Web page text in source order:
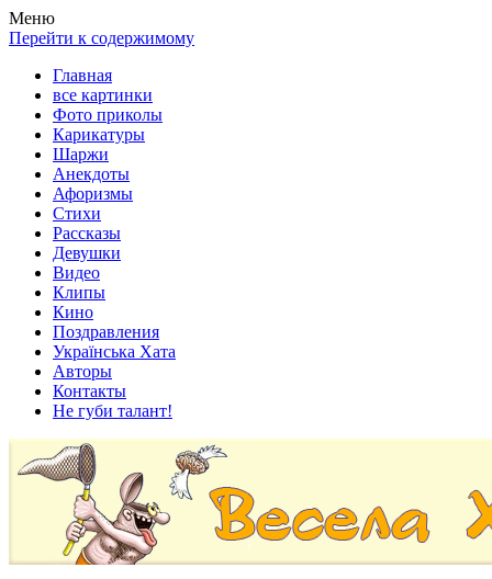
Весела хата — прикольные картинки, смешные истории,
клипы!
Покажем всем ваши фото приколы, карикатуры, шаржи, стихи,
рассказы, видео и песни!
Меню
Перейти к содержимому
Главная
все картинки
Фото приколы
Карикатуры
Шаржи
Анекдоты
Афоризмы
Стихи
Рассказы
Девушки
Видео
Клипы
Кино
Поздравления
Українська Хата
Авторы
Контакты
Не губи талант!